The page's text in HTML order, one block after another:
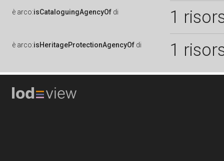
è arco:isCataloguingAgencyOf di 1
è arco:isHeritageProtectionAgencyOf di 1